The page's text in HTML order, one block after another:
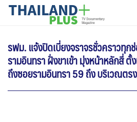
SkipTHAILANDPLUS NEWS
รฟม. แจ้งปิดเบี่ยงจราจรชั่วคราวทุก
รามอินทรา ฝั่งขาเข้า มุ่งหน้าหลักสี่
ถึงซอยรามอินทรา 59 ถึง บริเวณตร